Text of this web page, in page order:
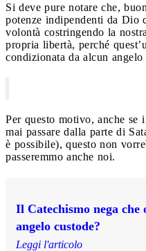
Si deve pure notare che,
potenze indipendenti da Dio
volontà costringendo la
propria libertà, perché
condizionata da alcun
Per questo motivo, anche se
mai passare dalla parte di
è possibile), questo non
passeremmo anche noi.
Il Catechismo nega che
angelo custode?
Leggi l'articolo